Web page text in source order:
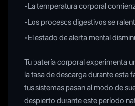
•La temperatura corporal
•Los procesos digestivos se
•El estado de alerta mental
Tu batería corporal experimenta
la tasa de descarga durante esta
tus sistemas pasan al modo de
despierto durante este período